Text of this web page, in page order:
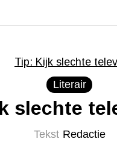
Literair
slechte
Tekst Redactie